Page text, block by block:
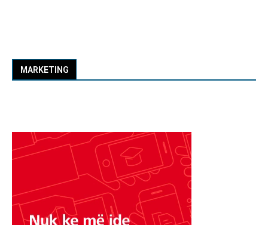
MARKETING